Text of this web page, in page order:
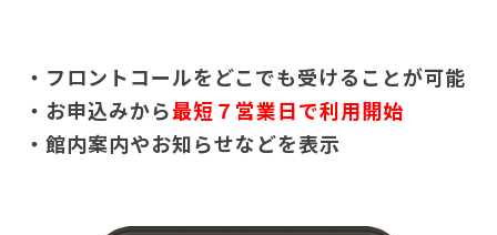
・フロントコールをどこでも受けることが可能
・お申込みから最短７営業日で利用開始
・館内案内やお知らせなどを表示